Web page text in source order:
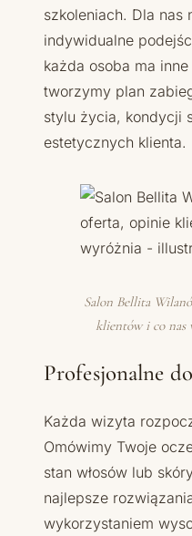
szkoleniach. Dla nas
indywidualne
każda osoba ma
tworzymy plan
stylu życia, kondycji
estetycznych klienta.
Salon Bellita
klientów i co
Profesjonalne
Każda wizyta
Omówimy Twoje
stan włosów lub
najlepsze
wykorzystaniem